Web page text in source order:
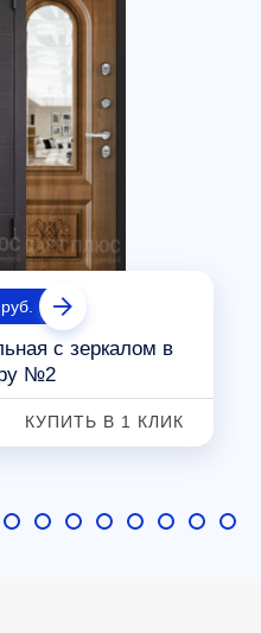
с зеркалом в
№2
КУПИТЬ В 1 КЛИК